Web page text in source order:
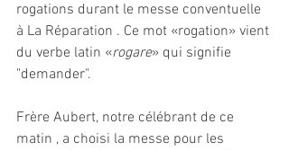
rogations durant le messe conventuelle
à La Réparation . Ce mot «rogation» vient
du verbe latin «rogare» qui signifie
"demander".
Frère Aubert, notre célébrant de ce
matin , a choisi la messe pour les